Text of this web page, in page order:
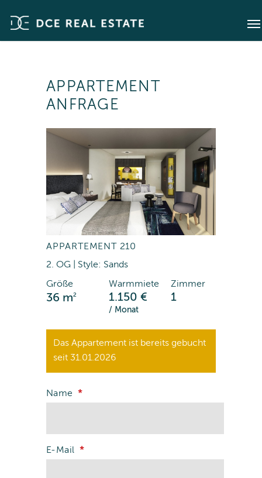
APPARTEMENT
ANFRAGE
APPARTEMENT 210
2. OG | Style: Sands
Größe
36 m2
Warmmiete
1.150 €
/ Monat
Zimmer
1
Das Appartement ist bereits gebucht
seit 31.01.2026
Name
E-Mail